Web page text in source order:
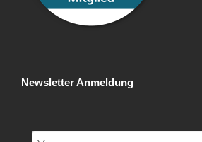
Newsletter Anmeldung